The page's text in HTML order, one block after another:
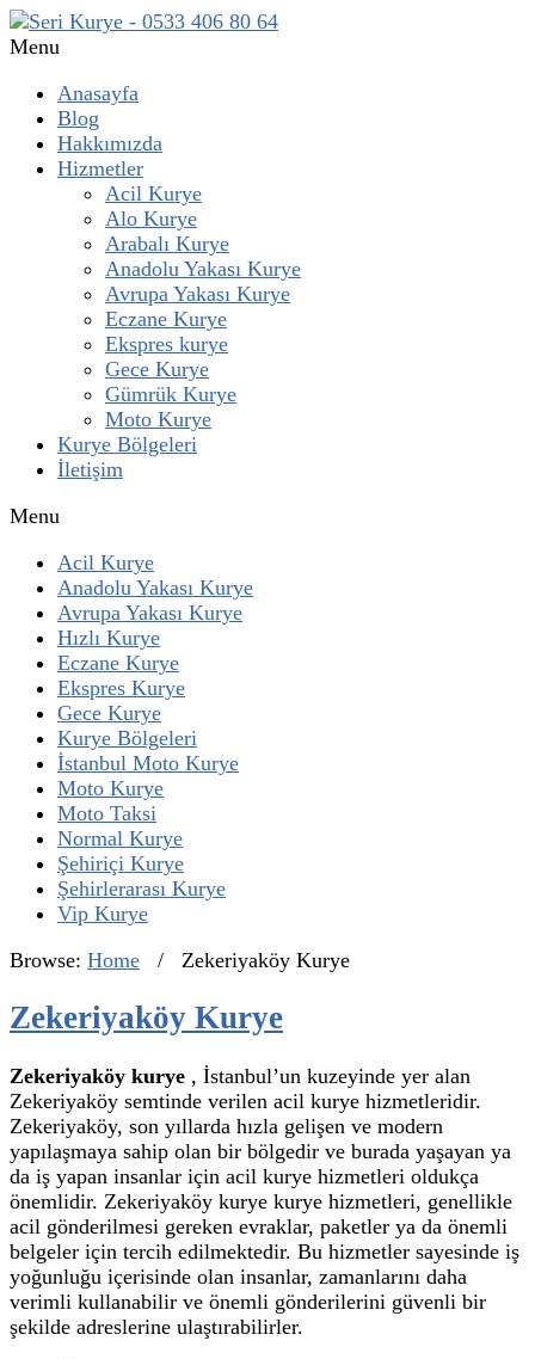
Menu
Anasayfa
Blog
Hakkımızda
Hizmetler
Acil Kurye
Alo Kurye
Arabalı Kurye
Anadolu Yakası Kurye
Avrupa Yakası Kurye
Eczane Kurye
Ekspres kurye
Gece Kurye
Gümrük Kurye
Moto Kurye
Kurye Bölgeleri
İletişim
Menu
Acil Kurye
Anadolu Yakası Kurye
Avrupa Yakası Kurye
Hızlı Kurye
Eczane Kurye
Ekspres Kurye
Gece Kurye
Kurye Bölgeleri
İstanbul Moto Kurye
Moto Kurye
Moto Taksi
Normal Kurye
Şehiriçi Kurye
Şehirlerarası Kurye
Vip Kurye
Browse: Home / Zekeriyaköy Kurye
Zekeriyaköy Kurye
Zekeriyaköy kurye , İstanbul’un kuzeyinde yer alan
Zekeriyaköy semtinde verilen acil kurye hizmetleridir.
Zekeriyaköy, son yıllarda hızla gelişen ve modern
yapılaşmaya sahip olan bir bölgedir ve burada yaşayan ya
da iş yapan insanlar için acil kurye hizmetleri oldukça
önemlidir. Zekeriyaköy kurye kurye hizmetleri, genellikle
acil gönderilmesi gereken evraklar, paketler ya da önemli
belgeler için tercih edilmektedir. Bu hizmetler sayesinde iş
yoğunluğu içerisinde olan insanlar, zamanlarını daha
verimli kullanabilir ve önemli gönderilerini güvenli bir
şekilde adreslerine ulaştırabilirler.